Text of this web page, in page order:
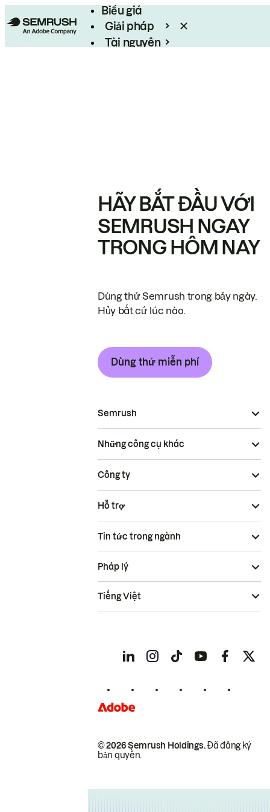
Biểu giá
Giải pháp
Tài nguyên
HÃY BẮT ĐẦU VỚI
SEMRUSH NGAY
TRONG HÔM NAY
Dùng thử Semrush trong bảy ngày.
Hủy bất cứ lúc nào.
Dùng thử miễn phí
Semrush
Những công cụ khác
Công ty
Hỗ trợ
Tin tức trong ngành
© 2026 Semrush Holdings.Đã đăng ký
bản quyền.
Pháp lý
Tiếng Việt